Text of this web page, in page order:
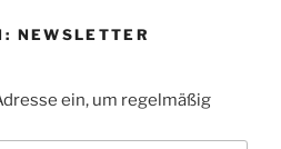
NEWSLETTER
ein, um regelmäßig